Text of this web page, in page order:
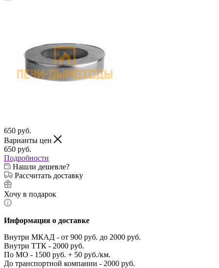
650 руб.
Варианты цен
650 руб.
Подробности
Нашли дешевле?
Рассчитать доставку
Хочу в подарок
Информация о доставке
Внутри МКАД - от 900 руб. до 2000 руб.
Внутри ТТК - 2000 руб.
По МО - 1500 руб. + 50 руб./км.
До транспортной компании - 2000 руб.